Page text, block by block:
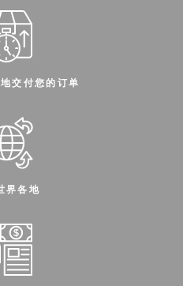
交付您的订单
界各地
我
的语言
的语言